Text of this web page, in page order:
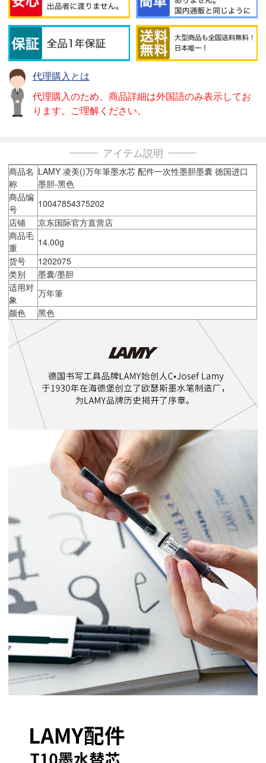
代理購入とは
代理購入のため、商品詳細は外国語のみ表示してお
ります。ご理解ください。
アイテム説明
商品名
称
LAMY 凌美()万年筆墨水芯 配件一次性墨胆墨囊 德国进口
墨胆-黑色
商品编
号
10047854375202
店铺
京东国际官方直营店
商品毛
重
14.00g
货号
1202075
类别
墨囊/墨胆
适用对
象
万年筆
颜色
黑色